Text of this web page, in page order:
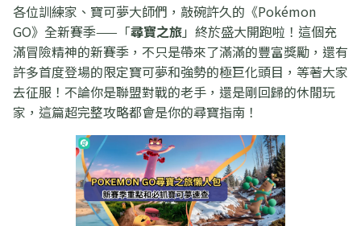
各位訓練家、寶可夢大師們，敲碗許久的《Pokémon
GO》全新賽季——「尋寶之旅」終於盛大開跑啦！這個充
滿冒險精神的新賽季，不只是帶來了滿滿的豐富獎勵，還有
許多首度登場的限定寶可夢和強勢的極巨化頭目，等著大家
去征服！不論你是聯盟對戰的老手，還是剛回歸的休閒玩
家，這篇超完整攻略都會是你的尋寶指南！